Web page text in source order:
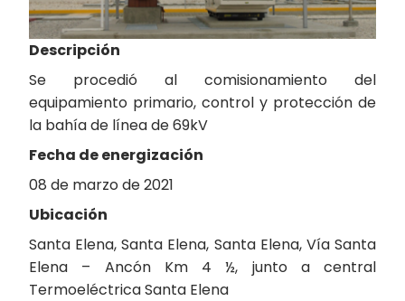
Descripción
Se procedió al comisionamiento del
equipamiento primario, control y protección de
la bahía de línea de 69kV
Fecha de energización
08 de marzo de 2021
Ubicación
Santa Elena, Santa Elena, Santa Elena, Vía Santa
Elena – Ancón Km 4 ½, junto a central
Termoeléctrica Santa Elena